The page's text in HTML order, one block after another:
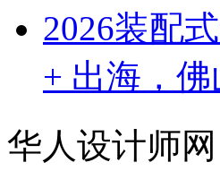
2026装配
+ 出海，
华人设计师